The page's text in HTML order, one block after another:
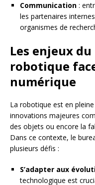
Communication :
les partenaires
organismes de
Les enjeux
robotique
numérique
La robotique est en
innovations majeures
des objets ou encore la
Dans ce contexte, le
plusieurs défis :
S’adapter aux
technologique est